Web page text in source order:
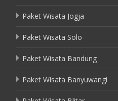
Paket Wisata Jogja
Paket Wisata Solo
Paket Wisata Bandung
Paket Wisata Banyuwangi